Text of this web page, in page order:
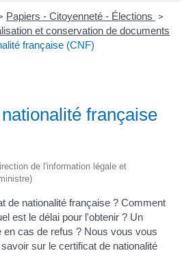
Papiers - Citoyenneté - Élections >
et conservation de documents
française (CNF)
française
de l'information légale et
de nationalité française ? Comment
est le délai pour l'obtenir ? Un
en cas de refus ? Nous vous vous
sur le certificat de nationalité